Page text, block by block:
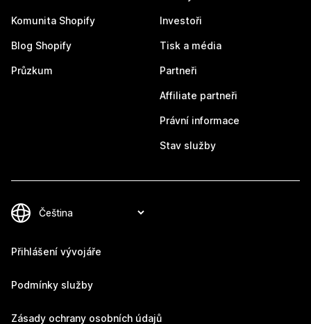
Komunita Shopify
Blog Shopify
Průzkum
Investoři
Tisk a média
Partneři
Affiliate partneři
Právní informace
Stav služby
Přihlášení vývojáře
Podmínky služby
Zásady ochrany osobních údajů